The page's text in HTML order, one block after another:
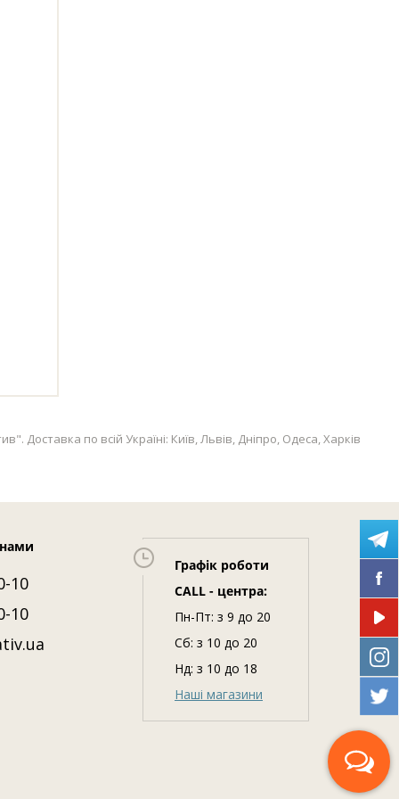
Доставка по всій Україні: Київ, Львів, Дніпро, Одеса, Харків
10
10
Графік роботи
CALL - центра:
Пн-Пт: з 9 до 20
Сб: з 10 до 20
Нд: з 10 до 18
Наші магазини